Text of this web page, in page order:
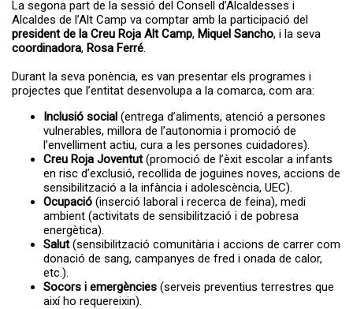
La segona part de la sessió del Consell d’Alcaldesses i
Alcaldes de l’Alt Camp va comptar amb la participació del
president de la Creu Roja Alt Camp, Miquel Sancho, i la seva
coordinadora, Rosa Ferré
Durant la seva ponència, es van presentar els programes i
projectes que l’entitat desenvolupa a la comarca, com ara:
Inclusió social (entrega d’aliments, atenció a persones
vulnerables, millora de l’autonomia i promoció de
l’envelliment actiu, cura a les persones cuidadores).
Creu Roja Joventut(promoció de l’èxit escolar a infants
en risc d’exclusió, recollida de joguines noves, accions de
sensibilització a la infància i adolescència, UEC).
Ocupació (inserció laboral i recerca de feina), medi
ambient (activitats de sensibilització i de pobresa
energètica).
Salut(sensibilització comunitària i accions de carrer com
donació de sang, campanyes de fred i onada de calor,
etc.).
Socors i emergències (serveis preventius terrestres que
així ho requereixin).